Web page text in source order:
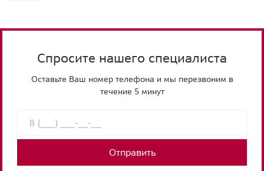
Спросите нашего специалиста
Оставьте Ваш номер телефона и мы перезвоним в
течение 5 минут
Отправить